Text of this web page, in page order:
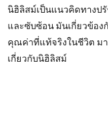
นิฮิลิสม์เป็นแนวคิดทางป
และซับซ้อน มันเกี่ยวข้อง
คุณค่าที่แท้จริงในชีวิต มา
เกี่ยวกับนิฮิลิสม์